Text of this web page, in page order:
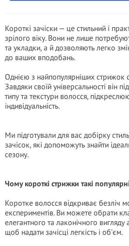
Короткі зачіски — це стильний і
зрілого віку. Вони не лише
та укладки, а й дозволяють легко
до ваших вподобань.
Однією з найпопулярніших стрижок
Завдяки своїй універсальності він
типу та текстури волосся,
індивідуальність.
Ми підготували для вас добірку
зачісок, які допоможуть знайти
сезону.
Чому короткі стрижки такі
Коротке волосся відкриває безліч
експериментів. Ви можете обрати
елегантного та лаконічного вигляду
щоб надати зачісці легкість і об’єм.